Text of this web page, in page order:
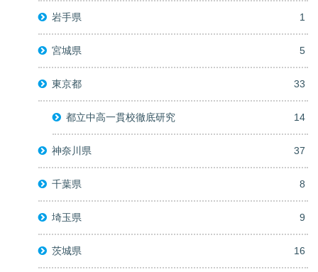
岩手県 1
宮城県 5
東京都 33
都立中高一貫校徹底研究 14
神奈川県 37
千葉県 8
埼玉県 9
茨城県 16